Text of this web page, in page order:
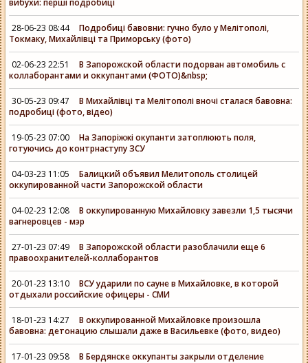
вибухи: перші подробиці
28-06-23 08:44
Подробиці бавовни: гучно було у Мелітополі,
Токмаку, Михайлівці та Приморську (фото)
02-06-23 22:51
В Запорожской области подорван автомобиль с
коллаборантами и оккупантами (ФОТО)&nbsp;
30-05-23 09:47
В Михайлівці та Мелітополі вночі сталася бавовна:
подробиці (фото, відео)
19-05-23 07:00
На Запоріжжі окупанти затоплюють поля,
готуючись до контрнаступу ЗСУ
04-03-23 11:05
Балицкий объявил Мелитополь столицей
оккупированной части Запорожской области
04-02-23 12:08
В оккупированную Михайловку завезли 1,5 тысячи
вагнеровцев - мэр
27-01-23 07:49
В Запорожской области разоблачили еще 6
правоохранителей-коллаборантов
20-01-23 13:10
ВСУ ударили по сауне в Михайловке, в которой
отдыхали российские офицеры - СМИ
18-01-23 14:27
В оккупированной Михайловке произошла
бавовна: детонацию слышали даже в Васильевке (фото, видео)
17-01-23 09:58
В Бердянске оккупанты закрыли отделение